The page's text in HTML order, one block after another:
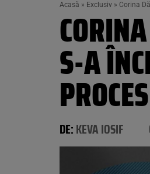
Acasă » Exclusiv » Corina
S-A
DE:KEVA IOSIF